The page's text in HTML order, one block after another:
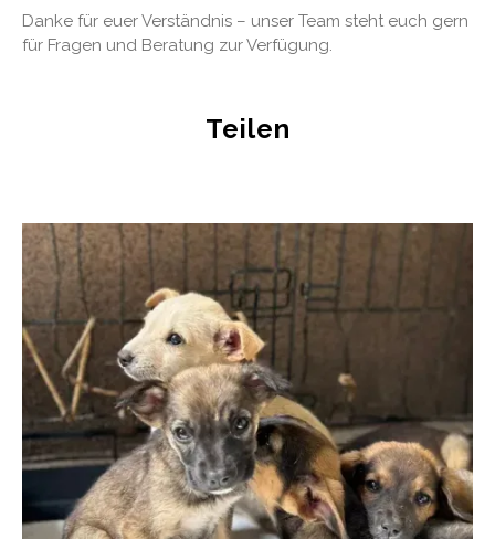
Danke für euer Verständnis – unser Team steht euch gern
für Fragen und Beratung zur Verfügung.
Teilen